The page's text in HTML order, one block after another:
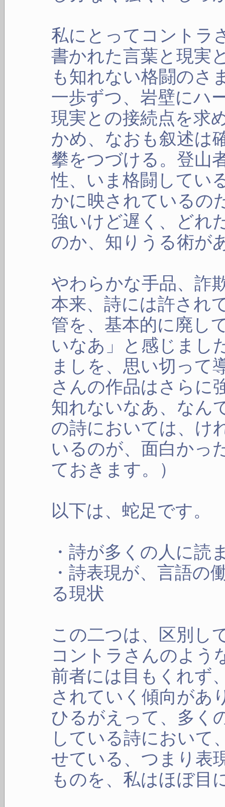
私にとってコントラ
書かれた言葉と現実
も知れない格闘のさ
一歩ずつ、岩壁にハ
現実との接続点を求
かめ、なおも叙述は
攀をつづける。登山
性、いま格闘してい
かに映されているの
強いけど遅く、どれ
のか、知りうる術が
やわらかな手品、詐
本来、詩には許され
管を、基本的に廃し
いなあ」と感じまし
ましを、思い切って
さんの作品はさらに
知れないなあ、なん
の詩においては、け
いるのが、面白かっ
ておきます。）
以下は、蛇足です。
・詩が多くの人に読
・詩表現が、言語の
る現状
この二つは、区別し
コントラさんのよう
前者には目もくれず
されていく傾向があ
ひるがえって、多く
している詩において
せている、つまり表
ものを、私はほぼ目